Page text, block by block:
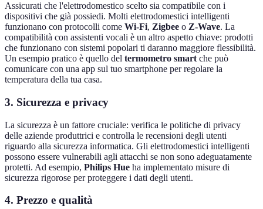
Assicurati che l'elettrodomestico scelto sia compatibile con i
dispositivi che già possiedi. Molti elettrodomestici intelligenti
funzionano con protocolli come Wi-Fi, Zigbee o Z-Wave. La
compatibilità con assistenti vocali è un altro aspetto chiave: prodotti
che funzionano con sistemi popolari ti daranno maggiore flessibilità.
Un esempio pratico è quello del termometro smart che può
comunicare con una app sul tuo smartphone per regolare la
temperatura della tua casa.
3. Sicurezza e privacy
La sicurezza è un fattore cruciale: verifica le politiche di privacy
delle aziende produttrici e controlla le recensioni degli utenti
riguardo alla sicurezza informatica. Gli elettrodomestici intelligenti
possono essere vulnerabili agli attacchi se non sono adeguatamente
protetti. Ad esempio, Philips Hue ha implementato misure di
sicurezza rigorose per proteggere i dati degli utenti.
4. Prezzo e qualità